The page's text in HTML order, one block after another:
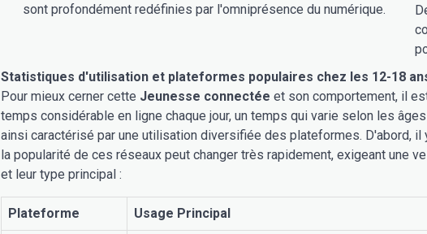
sont profondément redéfinies par l'omniprésence du numérique.
Statistiques d'utilisation et plateformes populaires chez les 12-18
Pour mieux cerner cette Jeunesse connectée et son comportement, il
temps considérable en ligne chaque jour, un temps qui varie selon les
ainsi caractérisé par une utilisation diversifiée des plateformes. D'abord,
la popularité de ces réseaux peut changer très rapidement, exigeant une
et leur type principal :
Plateforme Usage Principal